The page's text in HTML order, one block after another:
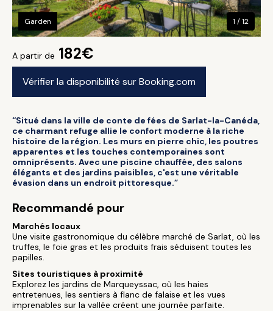
A partir de 182€
Vérifier la disponibilité sur Booking.com
Garden 1 / 12
“Situé dans la ville de conte de fées de Sarlat-la-Canéda,
ce charmant refuge allie le confort moderne à la riche
histoire de la région. Les murs en pierre chic, les poutres
apparentes et les touches contemporaines sont
omniprésents. Avec une piscine chauffée, des salons
élégants et des jardins paisibles, c'est une véritable
évasion dans un endroit pittoresque.”
Recommandé pour
Marchés locaux
Une visite gastronomique du célèbre marché de Sarlat, où les
truffes, le foie gras et les produits frais séduisent toutes les
papilles.
Sites touristiques à proximité
Explorez les jardins de Marqueyssac, où les haies
entretenues, les sentiers à flanc de falaise et les vues
imprenables sur la vallée créent une journée parfaite.